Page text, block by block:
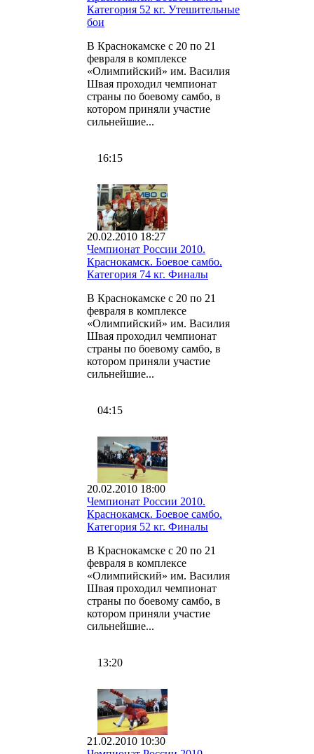
Категория 52 кг. Утешительные
бои
В Краснокамске с 20 по 21
февраля в комплексе
«Олимпийский» им. Василия
Швая проходил чемпионат
страны по боевому самбо, в
котором приняли участие
сильнейшие...
16:15
20.02.2010 18:27
Чемпионат России 2010.
Краснокамск. Боевое самбо.
Категория 74 кг. Финалы
В Краснокамске с 20 по 21
февраля в комплексе
«Олимпийский» им. Василия
Швая проходил чемпионат
страны по боевому самбо, в
котором приняли участие
сильнейшие...
04:15
20.02.2010 18:00
Чемпионат России 2010.
Краснокамск. Боевое самбо.
Категория 52 кг. Финалы
В Краснокамске с 20 по 21
февраля в комплексе
«Олимпийский» им. Василия
Швая проходил чемпионат
страны по боевому самбо, в
котором приняли участие
сильнейшие...
13:20
21.02.2010 10:30